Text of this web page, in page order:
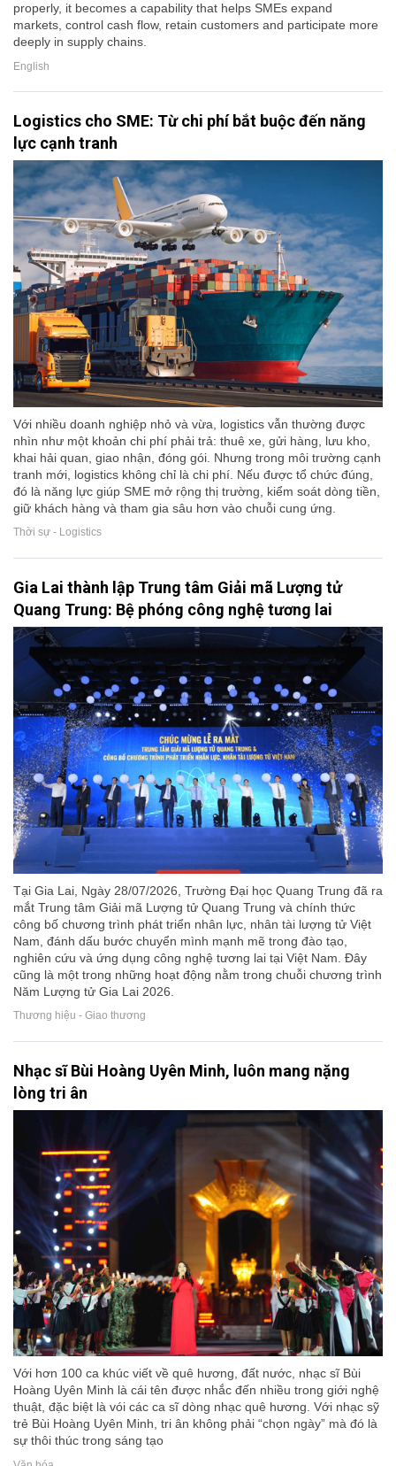
properly, it becomes a capability that helps SMEs expand
markets, control cash flow, retain customers and participate more
deeply in supply chains.
English
Logistics cho SME: Từ chi phí bắt buộc đến năng
lực cạnh tranh
Với nhiều doanh nghiệp nhỏ và vừa, logistics vẫn thường được
nhìn như một khoản chi phí phải trả: thuê xe, gửi hàng, lưu kho,
khai hải quan, giao nhận, đóng gói. Nhưng trong môi trường cạnh
tranh mới, logistics không chỉ là chi phí. Nếu được tổ chức đúng,
đó là năng lực giúp SME mở rộng thị trường, kiểm soát dòng tiền,
giữ khách hàng và tham gia sâu hơn vào chuỗi cung ứng.
Thời sự - Logistics
Gia Lai thành lập Trung tâm Giải mã Lượng tử
Quang Trung: Bệ phóng công nghệ tương lai
Tại Gia Lai, Ngày 28/07/2026, Trường Đại học Quang Trung đã ra
mắt Trung tâm Giải mã Lượng tử Quang Trung và chính thức
công bố chương trình phát triển nhân lực, nhân tài lượng tử Việt
Nam, đánh dấu bước chuyển mình mạnh mẽ trong đào tạo,
nghiên cứu và ứng dụng công nghệ tương lai tại Việt Nam. Đây
cũng là một trong những hoạt động nằm trong chuỗi chương trình
Năm Lượng tử Gia Lai 2026.
Thương hiệu - Giao thương
Nhạc sĩ Bùi Hoàng Uyên Minh, luôn mang nặng
lòng tri ân
Với hơn 100 ca khúc viết về quê hương, đất nước, nhạc sĩ Bùi
Hoàng Uyên Minh là cái tên được nhắc đến nhiều trong giới nghệ
thuật, đặc biệt là vói các ca sĩ dòng nhạc quê hương. Với nhạc sỹ
trẻ Bùi Hoàng Uyên Minh, tri ân không phải “chọn ngày” mà đó là
sự thôi thúc trong sáng tạo